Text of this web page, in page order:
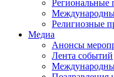
Региональные
Религиозные
Медиа
Анонсы
Лента событий